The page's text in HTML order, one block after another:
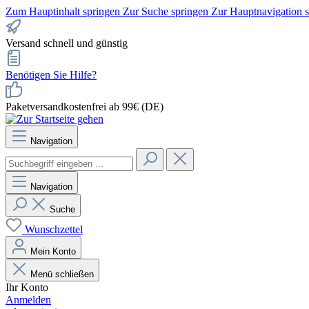
Zum Hauptinhalt springen Zur Suche springen Zur Hauptnavigation
Versand schnell und günstig
Benötigen Sie Hilfe?
Paketversandkostenfrei ab 99€ (DE)
Navigation
Navigation
Suche
Wunschzettel
Mein Konto
Menü schließen
Ihr Konto
Anmelden